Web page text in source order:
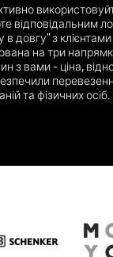
відповідальним
довгу" з
на три
з вами - ціна,
та фізичних осіб.